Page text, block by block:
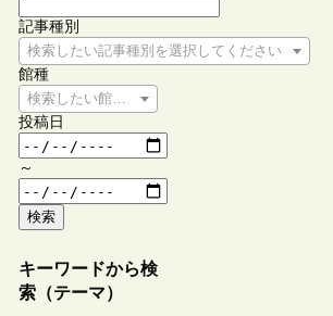
記事種別
検索したい記事種別を選択してください
館種
検索したい館種を選択してください
投稿日
～
検索
キーワードから検
索（テーマ）